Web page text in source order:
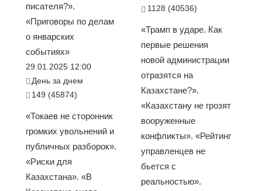
писателя?».
«Приговоры по делам
о январских
событиях»
29.01.2025 12:00
День за днем
149 (45874)
«Токаев не сторонник
громких увольнений и
публичных разборок».
«Риски для
Казахстана». «В
1128 (40536)
«Трамп в ударе. Как
первые решения
новой администрации
отразятся на
Казахстане?».
«Казахстану не грозят
вооруженные
конфликты». «Рейтинг
управленцев не
бьется с
реальностью».